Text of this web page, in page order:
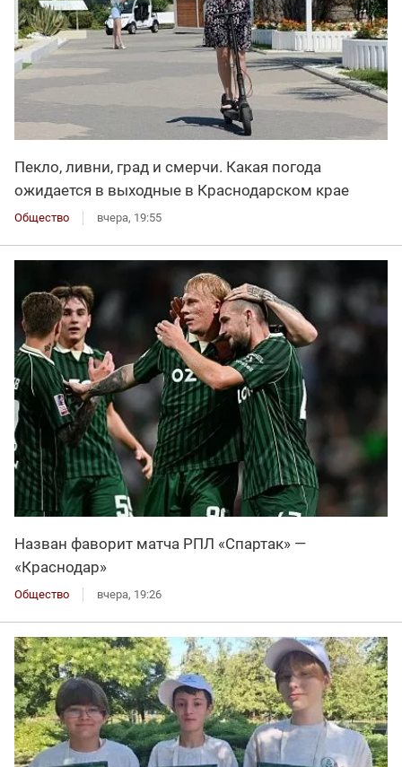
Пекло, ливни, град и смерчи. Какая погода
ожидается в выходные в Краснодарском крае
Общество вчера, 19:55
Назван фаворит матча РПЛ «Спартак» —
«Краснодар»
Общество вчера, 19:26